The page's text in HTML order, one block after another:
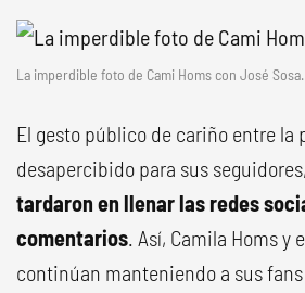
La imperdible foto de Cami Homs con José Sosa.
El gesto público de cariño entre la
desapercibido para sus seguidores,
tardaron en llenar las redes
comentarios. Así, Camila Homs y
continúan manteniendo a sus